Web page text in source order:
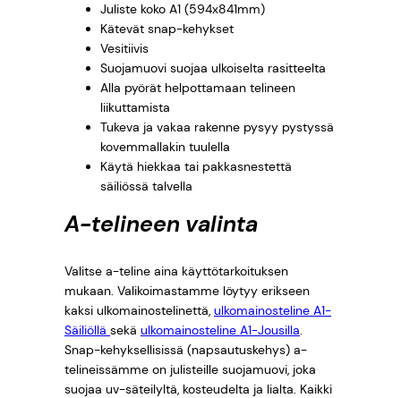
:
8
2
,
0
0
€
.
6
€
.
Juliste koko A1 (594x841mm)
Kätevät snap-kehykset
Vesitiivis
Suojamuovi suojaa ulkoiselta rasitteelta
Alla pyörät helpottamaan telineen
liikuttamista
Tukeva ja vakaa rakenne pysyy pystyssä
kovemmallakin tuulella
Käytä hiekkaa tai pakkasnestettä
säiliössä talvella
A-telineen valinta
Valitse a-teline aina käyttötarkoituksen
mukaan. Valikoimastamme löytyy erikseen
kaksi ulkomainostelinettä, ulkomainosteline A1-
Säiliöllä sekä ulkomainosteline A1-Jousilla
Snap-kehyksellisissä (napsautuskehys) a-
telineissämme on julisteille suojamuovi, joka
suojaa uv-säteilyltä, kosteudelta ja lialta. Kaikki